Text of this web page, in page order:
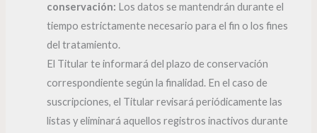
conservación: Los datos se mantendrán durante el
tiempo estrictamente necesario para el fin o los fines
del tratamiento.
El Titular te informará del plazo de conservación
correspondiente según la finalidad. En el caso de
suscripciones, el Titular revisará periódicamente las
listas y eliminará aquellos registros inactivos durante